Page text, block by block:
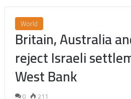
World
Britain, Australia
reject Israeli
West Bank
0 211